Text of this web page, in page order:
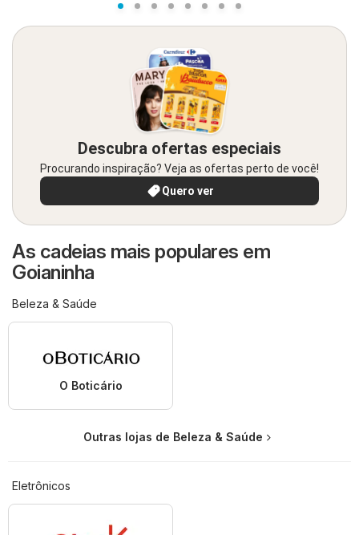
Descubra ofertas especiais
Procurando inspiração? Veja as ofertas perto de você!
Quero ver
As cadeias mais populares em
Goianinha
Beleza & Saúde
O Boticário
Outras lojas de Beleza & Saúde
Eletrônicos